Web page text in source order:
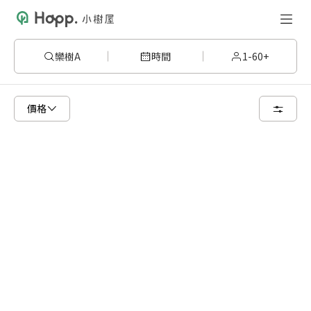
欒樹A 時間 1-60+
價格
請嘗試變更或清除某些篩選條件，或著您可以調整地圖的搜尋區域